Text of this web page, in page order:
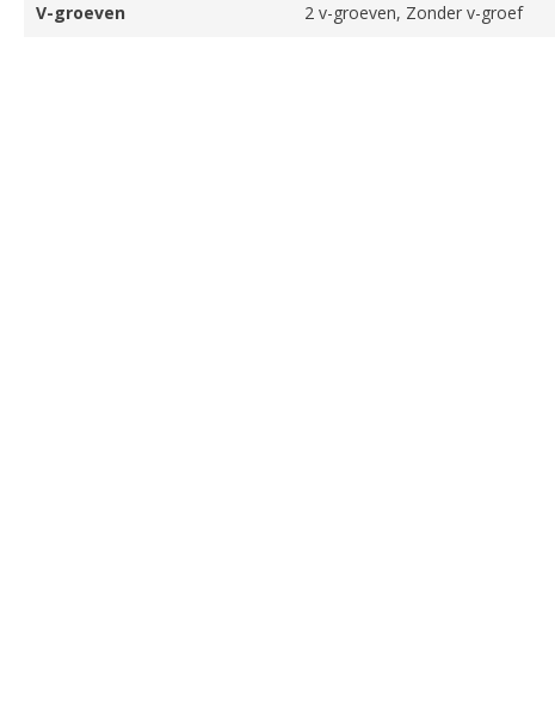
V-groeven
2 v-groeven, Zonder v-groef